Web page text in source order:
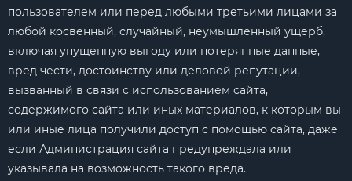
пользователем или перед любыми третьими лицами за
любой косвенный, случайный, неумышленный ущерб,
включая упущенную выгоду или потерянные данные,
вред чести, достоинству или деловой репутации,
вызванный в связи с использованием сайта,
содержимого сайта или иных материалов, к которым вы
или иные лица получили доступ с помощью сайта, даже
если Администрация сайта предупреждала или
указывала на возможность такого вреда.